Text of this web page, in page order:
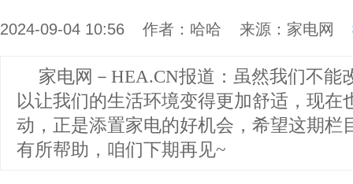
2024-09-04 10:56 作者： 哈哈 来源： 家电网
家电网－HEA.CN报道： 虽然我们不能
以让我们的生活环境变得更加舒适，现在
动，正是添置家电的好机会，希望这期栏
有所帮助，咱们下期再见~